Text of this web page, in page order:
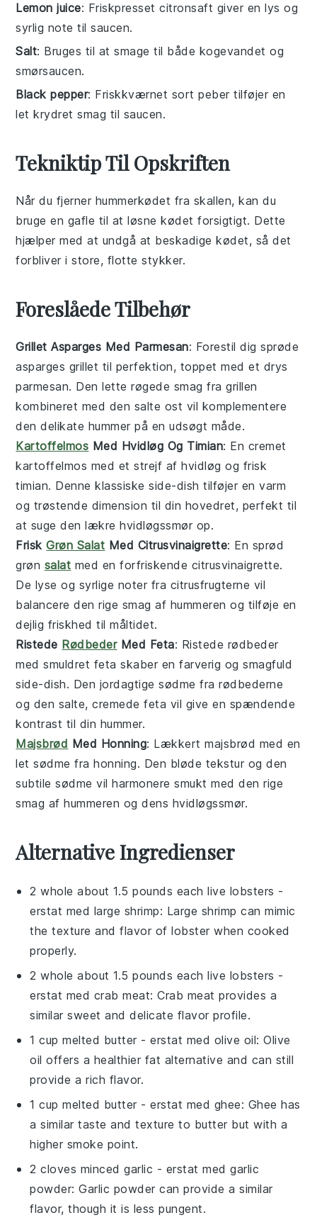
Lemon juice: Friskpresset citronsaft giver en lys og
syrlig note til saucen.
Salt: Bruges til at smage til både kogevandet og
smørsaucen.
Black pepper: Friskkværnet sort peber tilføjer en
let krydret smag til saucen.
Tekniktip Til Opskriften
Når du fjerner hummerkødet fra skallen, kan du
bruge en gafle til at løsne kødet forsigtigt. Dette
hjælper med at undgå at beskadige kødet, så det
forbliver i store, flotte stykker.
Foreslåede Tilbehør
Grillet Asparges Med Parmesan: Forestil dig sprøde
asparges grillet til perfektion, toppet med et drys
parmesan. Den lette røgede smag fra grillen
kombineret med den salte ost vil komplementere
den delikate hummer på en udsøgt måde.
Kartoffelmos Med Hvidløg Og Timian: En cremet
kartoffelmos med et strejf afhvidløg og frisk
timian. Denne klassiske side-dish tilføjer en varm
og trøstende dimension til din hovedret, perfekt til
at suge den lækrehvidløgssmør op.
FriskGrøn Salat Med Citrusvinaigrette: En sprød
grøn salat med en forfriskende citrusvinaigrette.
De lyse og syrlige noter fra citrusfrugterne vil
balancere den rige smag af hummeren og tilføje en
dejlig friskhed til måltidet.
Ristede RødbederMed Feta: Ristede rødbeder
med smuldret feta skaber en farverig og smagfuld
side-dish. Den jordagtige sødme fra rødbederne
og den salte, cremede feta vil give en spændende
kontrast til din hummer.
Majsbrød Med Honning: Lækkertmajsbrød med en
let sødme frahonning. Den bløde tekstur og den
subtile sødme vil harmonere smukt med den rige
smag afhummeren og dens hvidløgssmør.
Alternative Ingredienser
2 whole about 1.5 pounds each live lobsters -
erstat med large shrimp: Large shrimp can mimic
the texture and flavor of lobster when cooked
properly.
2 whole about 1.5 pounds each live lobsters -
erstat med crab meat: Crab meat provides a
similar sweet and delicate flavor profile.
1 cup melted butter - erstat med olive oil: Olive
oil offers a healthier fat alternative and can still
provide a rich flavor.
1 cup melted butter - erstat med ghee: Ghee has
a similar taste and texture to butter but with a
higher smoke point.
2 cloves minced garlic - erstat medgarlic
powder: Garlic powder can provide a similar
flavor, though it is less pungent.